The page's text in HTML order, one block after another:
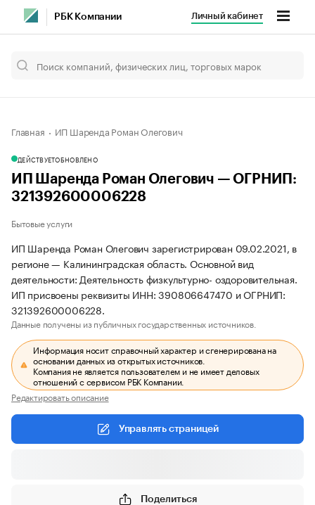
РБК Компании Личный кабинет
Главная ИП Шаренда Роман Олегович
ДЕЙСТВУЕТОБНОВЛЕНО
ИП Шаренда Роман Олегович — ОГРНИП:
321392600006228
Бытовые услуги
ИП Шаренда Роман Олегович зарегистрирован 09.02.2021, в
регионе — Калининградская область. Основной вид
деятельности: Деятельность физкультурно- оздоровительная.
ИП присвоены реквизиты ИНН: 390806647470 и ОГРНИП:
321392600006228.
Данные получены из публичных государственных источников.
Информация носит справочный характер и сгенерирована на
основании данных из открытых источников.
Компания не является пользователем и не имеет деловых
отношений с сервисом РБК Компании.
Редактировать описание
Управлять страницей
Поделиться